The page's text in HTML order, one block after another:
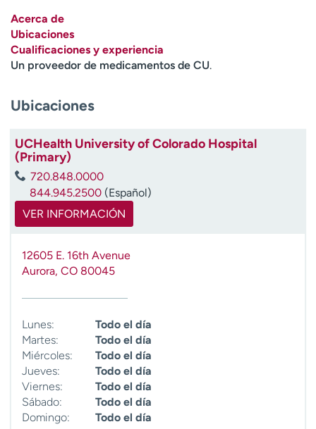
Empleados
Atención a medios de
comunicación
Asistencia financiera
ú
d
m
Acerca de
Ubicaciones
Cualificaciones y experiencia
Un proveedor de medicamentos de CU.
Ubicaciones
UCHealth University of Colorado Hospital
(Primary)
720.848.0000
844.945.2500 (Español)
VER INFORMACIÓN
12605 E. 16th Avenue
Aurora, CO 80045
Lunes:
Todo el día
Martes:
Todo el día
Miércoles:
Todo el día
Jueves:
Todo el día
Viernes:
Todo el día
Sábado:
Todo el día
Domingo:
Todo el día